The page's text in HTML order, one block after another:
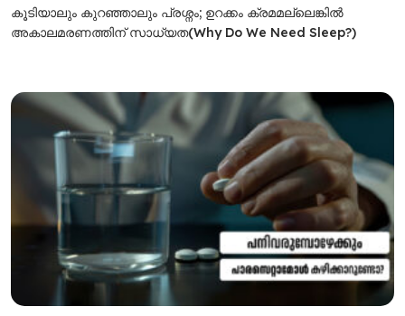
കൂടിയാലും കുറഞ്ഞാലും പ്രശ്നം; ഉറക്കം ക്രമമല്ലെങ്കിൽ
അകാലമരണത്തിന് സാധ്യത(Why Do We Need Sleep?)